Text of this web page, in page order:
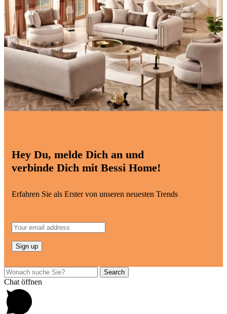
Hey Du, melde Dich an und
verbinde Dich mit Bessi Home!
Erfahren Sie als Erster von unseren neuesten Trends
Search
Chat öffnen